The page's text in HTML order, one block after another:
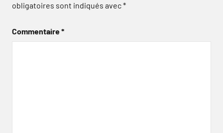
obligatoires sont indiqués avec*
Commentaire*